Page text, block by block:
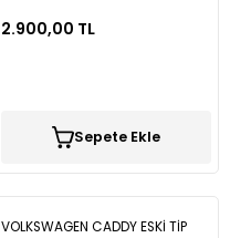
2.900,00 TL
Sepete Ekle
VOLKSWAGEN CADDY ESKİ TİP